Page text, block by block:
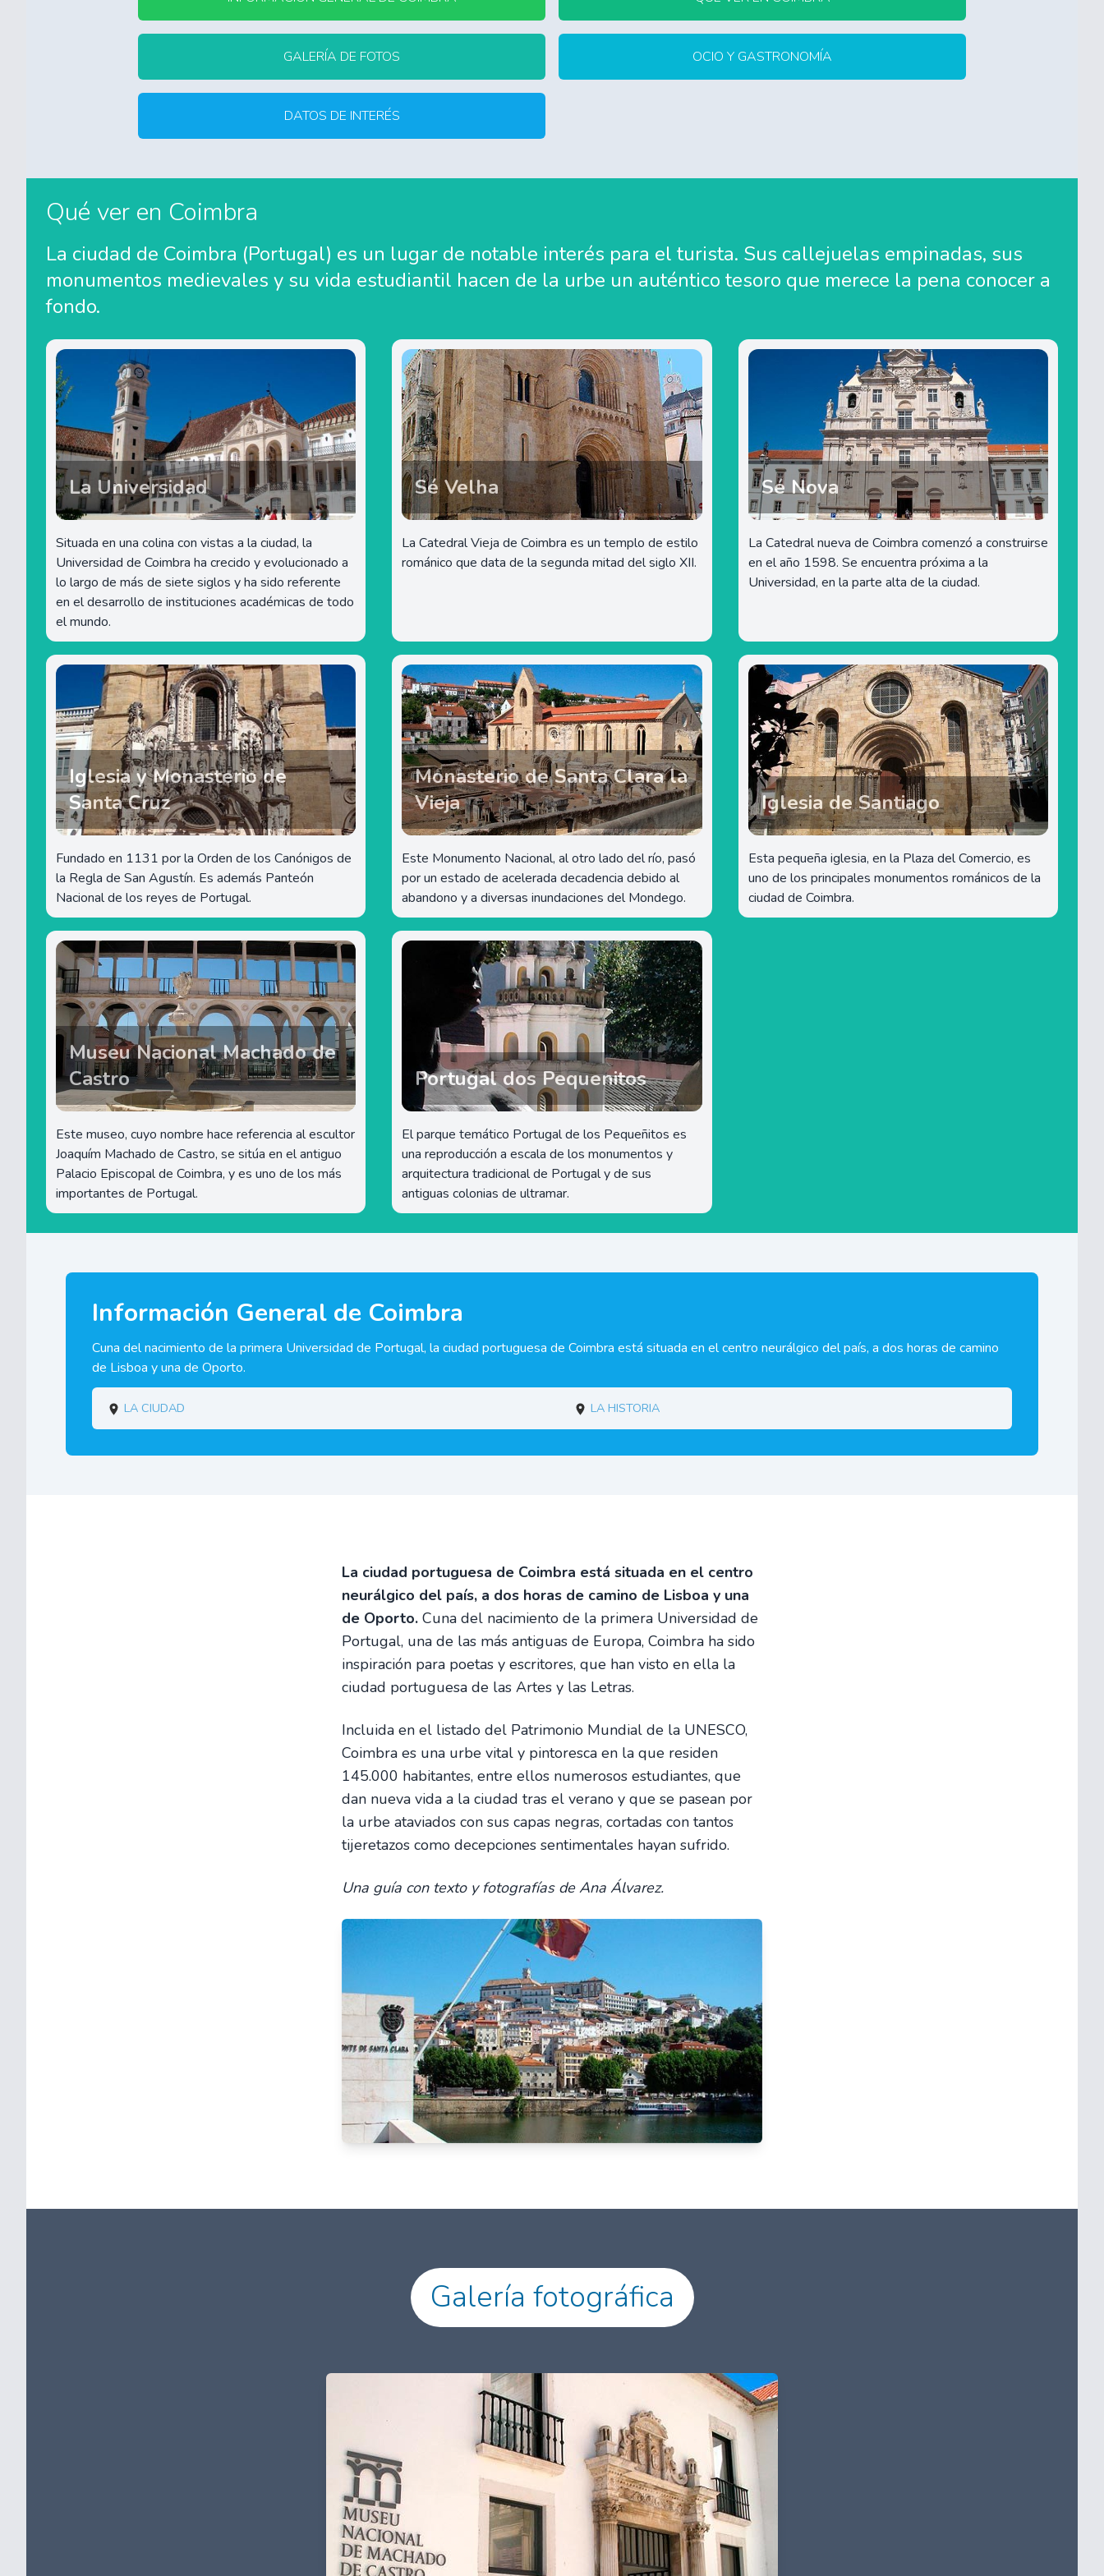
GALERÍA DE FOTOS OCIO Y GASTRONOMÍA
DATOS DE INTERÉS
Qué ver en Coimbra
La ciudad de Coimbra (Portugal) es un lugar de notable interés para el turista. Sus callejuelas empinadas, sus
monumentos medievales y su vida estudiantil hacen de la urbe un auténtico tesoro que merece la pena conocer a
fondo.
La Universidad
Situada en una colina con vistas a la ciudad, la
Universidad de Coimbra ha crecido y evolucionado a
lo largo de más de siete siglos y ha sido referente
en el desarrollo de instituciones académicas de todo
el mundo.
Sé Velha
La Catedral Vieja de Coimbra es un templo de estilo
románico que data de la segunda mitad del siglo XII.
Sé Nova
La Catedral nueva de Coimbra comenzó a construirse
en el año 1598. Se encuentra próxima a la
Universidad, en la parte alta de la ciudad.
Iglesia y Monasterio de
Santa Cruz
Fundado en 1131 por la Orden de los Canónigos de
la Regla de San Agustín. Es además Panteón
Nacional de los reyes de Portugal.
Monasterio de Santa Clara la
Vieja
Este Monumento Nacional, al otro lado del río, pasó
por un estado de acelerada decadencia debido al
abandono y a diversas inundaciones del Mondego.
Iglesia de Santiago
Esta pequeña iglesia, en la Plaza del Comercio, es
uno de los principales monumentos románicos de la
ciudad de Coimbra.
Museu Nacional Machado de
Castro
Este museo, cuyo nombre hace referencia al escultor
Joaquím Machado de Castro, se sitúa en el antiguo
Palacio Episcopal de Coimbra, y es uno de los más
importantes de Portugal.
Portugal dos Pequenitos
El parque temático Portugal de los Pequeñitos es
una reproducción a escala de los monumentos y
arquitectura tradicional de Portugal y de sus
antiguas colonias de ultramar.
Información General de Coimbra
Cuna del nacimiento de la primera Universidad de Portugal, la ciudad portuguesa de Coimbra está situada en el centro neurálgico del país, a dos horas de camino
de Lisboa y una de Oporto.
La ciudad La historia
La ciudad portuguesa de Coimbra está situada en el centro
neurálgico del país, a dos horas de camino de Lisboa y una
de Oporto. Cuna del nacimiento de la primera Universidad de
Portugal, una de las más antiguas de Europa, Coimbra ha sido
inspiración para poetas y escritores, que han visto en ella la
ciudad portuguesa de las Artes y las Letras.
Incluida en el listado del Patrimonio Mundial de la UNESCO,
Coimbra es una urbe vital y pintoresca en la que residen
145.000 habitantes, entre ellos numerosos estudiantes, que
dan nueva vida a la ciudad tras el verano y que se pasean por
la urbe ataviados con sus capas negras, cortadas con tantos
tijeretazos como decepciones sentimentales hayan sufrido.
Una guía con texto y fotografías de Ana Álvarez.
Galería fotográfica